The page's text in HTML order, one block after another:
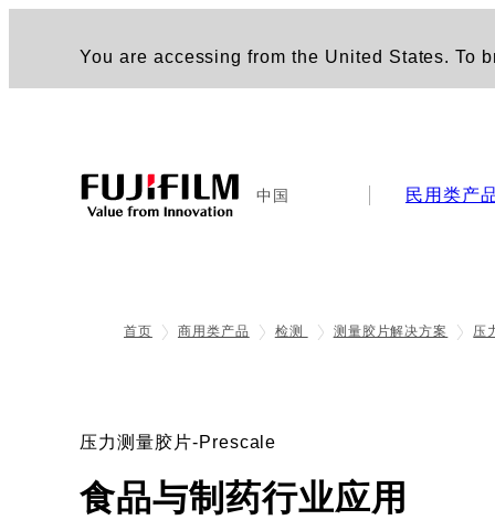
You are accessing from the United States. To
中国 民用类产
首页 商用类产品 检测 测量胶片解决方案 压
压力测量胶片-Prescale
食品与制药行业应用